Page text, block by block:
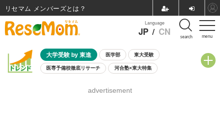
menu
Language
JP / CN search
大学受験 by 東進 医学部 東大受験
医専予備校徹底リサーチ 河合塾×東大特集
8月開催学校説明会・相談会
advertisement
リセマム メンバーズ